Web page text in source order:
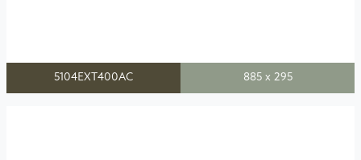
5104EXT400AC 885 x 295